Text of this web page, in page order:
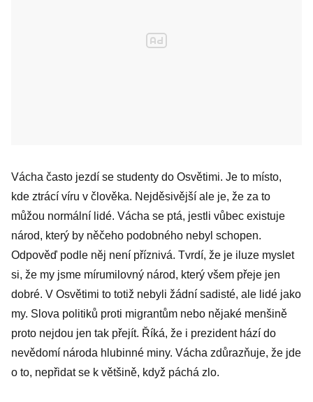
Vácha často jezdí se studenty do Osvětimi. Je to místo,
kde ztrácí víru v člověka. Nejděsivější ale je, že za to
můžou normální lidé. Vácha se ptá, jestli vůbec existuje
národ, který by něčeho podobného nebyl schopen.
Odpověď podle něj není příznivá. Tvrdí, že je iluze myslet
si, že my jsme mírumilovný národ, který všem přeje jen
dobré. V Osvětimi to totiž nebyli žádní sadisté, ale lidé jako
my. Slova politiků proti migrantům nebo nějaké menšině
proto nejdou jen tak přejít. Říká, že i prezident hází do
nevědomí národa hlubinné miny. Vácha zdůrazňuje, že jde
o to, nepřidat se k většině, když páchá zlo.